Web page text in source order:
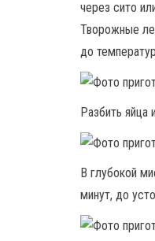
через сито
Творожные
до
Разбить яйца
В глубокой
минут, до